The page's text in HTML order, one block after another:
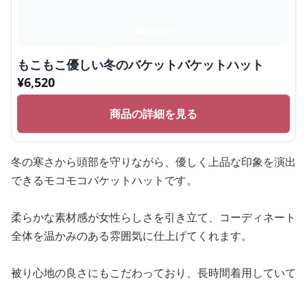
もこもこ優しい冬のバケットバケットハット
¥6,520
商品の詳細を見る
冬の寒さから頭部を守りながら、優しく上品な印象を演出
できるモコモコバケットハットです。
柔らかな素材感が女性らしさを引き立て、コーディネート
全体を温かみのある雰囲気に仕上げてくれます。
被り心地の良さにもこだわっており、長時間着用していて